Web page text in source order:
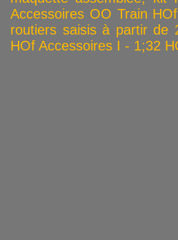
Accessoires OO Train HOf
routiers saisis à partir de
HOf Accessoires I - 1;32